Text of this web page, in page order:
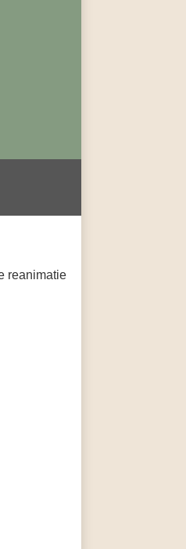
reanimatie